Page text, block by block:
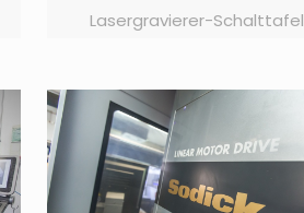
Lasergravierer-Schalttafel